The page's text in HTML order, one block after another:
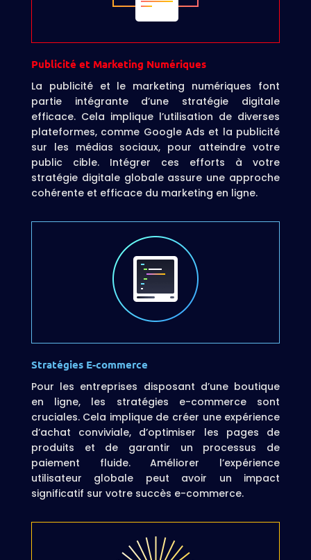
Publicité et Marketing Numériques
La publicité et le marketing numériques font
partie intégrante d’une stratégie digitale
efficace. Cela implique l’utilisation de diverses
plateformes, comme Google Ads et la publicité
sur les médias sociaux, pour atteindre votre
public cible. Intégrer ces efforts à votre
stratégie digitale globale assure une approche
cohérente et efficace du marketing en ligne.
Stratégies E-commerce
Pour les entreprises disposant d’une boutique
en ligne, les stratégies e-commerce sont
cruciales. Cela implique de créer une expérience
d’achat conviviale, d’optimiser les pages de
produits et de garantir un processus de
paiement fluide. Améliorer l’expérience
utilisateur globale peut avoir un impact
significatif sur votre succès e-commerce.